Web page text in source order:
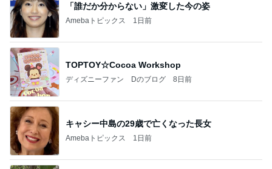
「誰だか分からない」激変した今の姿
Amebaトピックス 1日前
TOPTOY☆Cocoa Workshop
ディズニーファン Dのブログ 8日前
キャシー中島の29歳で亡くなった長女
Amebaトピックス 1日前